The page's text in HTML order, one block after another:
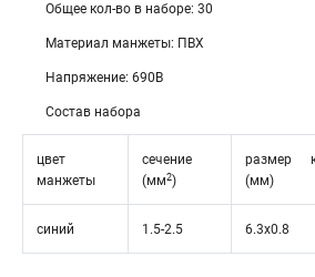
Общее кол-во в наборе: 30
Материал манжеты: ПВХ
Напряжение: 690В
Состав набора
цвет
манжеты
сечение
(мм2)
размер
(мм)
синий 1.5-2.5 6.3х0.8